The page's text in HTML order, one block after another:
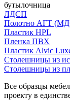
бутылочница
ЛДСП
Полотно АГТ
Пластик HPL
Пленка ПВХ
Пластик Alvic
Столешницы из
Столешницы из
Все образцы
проекту в